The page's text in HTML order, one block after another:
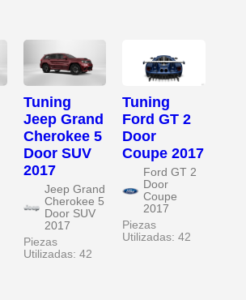
Tuning
Jeep Grand
Cherokee 5
Door SUV
2017
Jeep Grand
Cherokee 5
Door SUV
2017
Piezas
Utilizadas: 42
Tuning
Ford GT 2
Door
Coupe 2017
Ford GT 2
Door
Coupe
2017
Piezas
Utilizadas: 42